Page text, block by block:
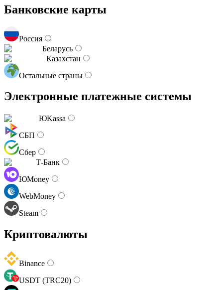
Банковские карты
Россия
Беларусь
Казахстан
Остальные страны
Электронные платежные системы
ЮKassa
СБП
Сбер
Т-Банк
ЮMoney
WebMoney
Steam
Криптовалюты
Binance
USDT (TRC20)